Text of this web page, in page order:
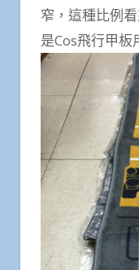
窄，這種比例
是Cos飛行甲板